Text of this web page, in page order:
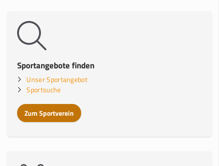
Sportangebote finden
Unser Sportangebot
Sportsuche
Zum Sportverein